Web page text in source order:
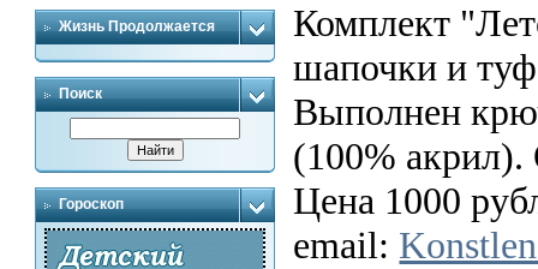
Жизнь Продолжается
Поиск
Гороскоп
Комплект
шапочки и
Выполнен
(100% акрил).
Цена 1000
email: